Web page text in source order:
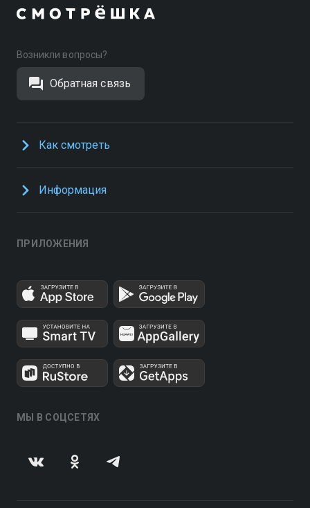
Возникли вопросы?
Обратная связь
Как смотреть
Информация
ПРИЛОЖЕНИЯ
МЫ В СОЦСЕТЯХ